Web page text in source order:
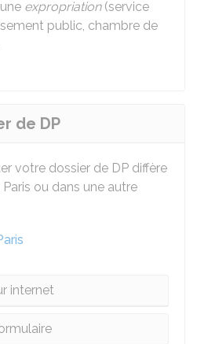
expropriation(service
public, chambre de
de DP
votre dossier de DP diffère
ou dans une autre
internet